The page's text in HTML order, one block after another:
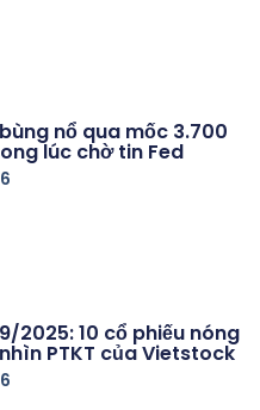
nổ qua mốc 3.700
lúc chờ tin Fed
2025: 10 cổ phiếu nóng
PTKT của Vietstock